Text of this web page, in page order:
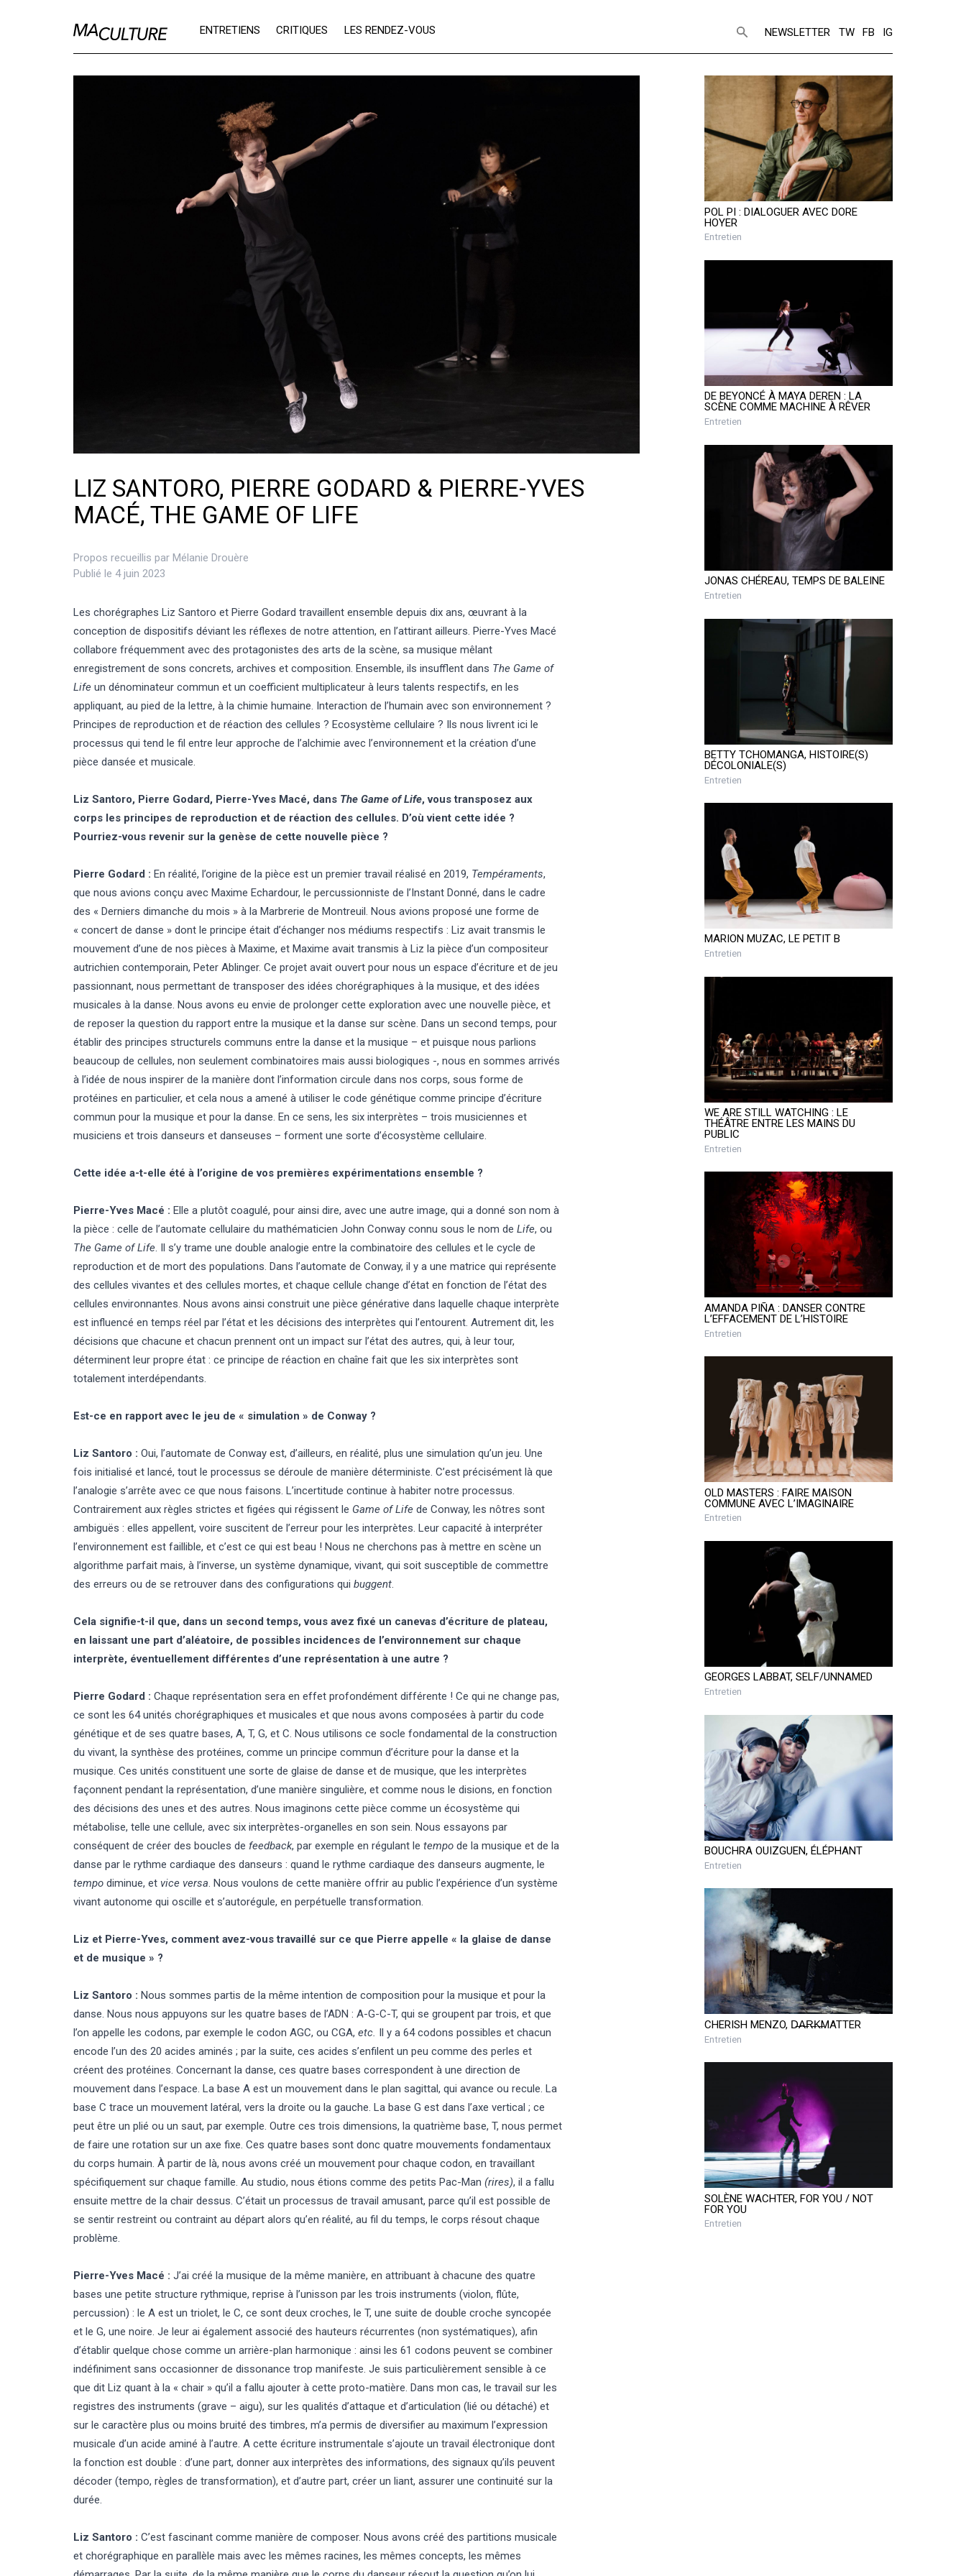
Ma Culture ENTRETIENS CRITIQUES LES RENDEZ-VOUS NEWSLETTER TW FB IG
LIZ SANTORO, PIERRE GODARD & PIERRE-YVES
MACÉ, THE GAME OF LIFE
Propos recueillis par Mélanie Drouère
Publié le 4 juin 2023
Les chorégraphes Liz Santoro et Pierre Godard travaillent ensemble depuis dix ans, œuvrant à la
conception de dispositifs déviant les réflexes de notre attention, en l’attirant ailleurs. Pierre-Yves Macé
collabore fréquemment avec des protagonistes des arts de la scène, sa musique mêlant
enregistrement de sons concrets, archives et composition. Ensemble, ils insufflent dans The Game of
Life un dénominateur commun et un coefficient multiplicateur à leurs talents respectifs, en les
appliquant, au pied de la lettre, à la chimie humaine. Interaction de l’humain avec son environnement ?
Principes de reproduction et de réaction des cellules ? Ecosystème cellulaire ? Ils nous livrent ici le
processus qui tend le fil entre leur approche de l’alchimie avec l’environnement et la création d’une
pièce dansée et musicale.
Liz Santoro, Pierre Godard, Pierre-Yves Macé, dans The Game of Life, vous transposez aux
corps les principes de reproduction et de réaction des cellules. D’où vient cette idée ?
Pourriez-vous revenir sur la genèse de cette nouvelle pièce ?
Pierre Godard : En réalité, l’origine de la pièce est un premier travail réalisé en 2019, Tempéraments,
que nous avions conçu avec Maxime Echardour, le percussionniste de l’Instant Donné, dans le cadre
des « Derniers dimanche du mois » à la Marbrerie de Montreuil. Nous avions proposé une forme de
« concert de danse » dont le principe était d’échanger nos médiums respectifs : Liz avait transmis le
mouvement d’une de nos pièces à Maxime, et Maxime avait transmis à Liz la pièce d’un compositeur
autrichien contemporain, Peter Ablinger. Ce projet avait ouvert pour nous un espace d’écriture et de jeu
passionnant, nous permettant de transposer des idées chorégraphiques à la musique, et des idées
musicales à la danse. Nous avons eu envie de prolonger cette exploration avec une nouvelle pièce, et
de reposer la question du rapport entre la musique et la danse sur scène. Dans un second temps, pour
établir des principes structurels communs entre la danse et la musique – et puisque nous parlions
beaucoup de cellules, non seulement combinatoires mais aussi biologiques -, nous en sommes arrivés
à l’idée de nous inspirer de la manière dont l’information circule dans nos corps, sous forme de
protéines en particulier, et cela nous a amené à utiliser le code génétique comme principe d’écriture
commun pour la musique et pour la danse. En ce sens, les six interprètes – trois musiciennes et
musiciens et trois danseurs et danseuses – forment une sorte d’écosystème cellulaire.
Cette idée a-t-elle été à l’origine de vos premières expérimentations ensemble ?
Pierre-Yves Macé : Elle a plutôt coagulé, pour ainsi dire, avec une autre image, qui a donné son nom à
la pièce : celle de l’automate cellulaire du mathématicien John Conway connu sous le nom de Life, ou
The Game of Life . Il s’y trame une double analogie entre la combinatoire des cellules et le cycle de
reproduction et de mort des populations. Dans l’automate de Conway, il y a une matrice qui représente
des cellules vivantes et des cellules mortes, et chaque cellule change d’état en fonction de l’état des
cellules environnantes. Nous avons ainsi construit une pièce générative dans laquelle chaque interprète
est influencé en temps réel par l’état et les décisions des interprètes qui l’entourent. Autrement dit, les
décisions que chacune et chacun prennent ont un impact sur l’état des autres, qui, à leur tour,
déterminent leur propre état : ce principe de réaction en chaîne fait que les six interprètes sont
totalement interdépendants.
Est-ce en rapport avec le jeu de « simulation » de Conway ?
Liz Santoro : Oui, l’automate de Conway est, d’ailleurs, en réalité, plus une simulation qu’un jeu. Une
fois initialisé et lancé, tout le processus se déroule de manière déterministe. C’est précisément là que
l’analogie s’arrête avec ce que nous faisons. L’incertitude continue à habiter notre processus.
Contrairement aux règles strictes et figées qui régissent le Game of Life de Conway, les nôtres sont
ambiguës : elles appellent, voire suscitent de l’erreur pour les interprètes. Leur capacité à interpréter
l’environnement est faillible, et c’est ce qui est beau ! Nous ne cherchons pas à mettre en scène un
algorithme parfait mais, à l’inverse, un système dynamique, vivant, qui soit susceptible de commettre
des erreurs ou de se retrouver dans des configurations qui buggent
Cela signifie-t-il que, dans un second temps, vous avez fixé un canevas d’écriture de plateau,
en laissant une part d’aléatoire, de possibles incidences de l’environnement sur chaque
interprète, éventuellement différentes d’une représentation à une autre ?
Pierre Godard : Chaque représentation sera en effet profondément différente ! Ce qui ne change pas,
ce sont les 64 unités chorégraphiques et musicales et que nous avons composées à partir du code
génétique et de ses quatre bases, A, T, G, et C. Nous utilisons ce socle fondamental de la construction
du vivant, la synthèse des protéines, comme un principe commun d’écriture pour la danse et la
musique. Ces unités constituent une sorte de glaise de danse et de musique, que les interprètes
façonnent pendant la représentation, d’une manière singulière, et comme nous le disions, en fonction
des décisions des unes et des autres. Nous imaginons cette pièce comme un écosystème qui
métabolise, telle une cellule, avec six interprètes-organelles en son sein. Nous essayons par
conséquent de créer des boucles de feedback, par exemple en régulant le tempo de la musique et de la
danse par le rythme cardiaque des danseurs : quand le rythme cardiaque des danseurs augmente, le
tempo diminue, et vice versa . Nous voulons de cette manière offrir au public l’expérience d’un système
vivant autonome qui oscille et s’autorégule, en perpétuelle transformation.
Liz et Pierre-Yves, comment avez-vous travaillé sur ce que Pierre appelle « la glaise de danse
et de musique » ?
Liz Santoro : Nous sommes partis de la même intention de composition pour la musique et pour la
danse. Nous nous appuyons sur les quatre bases de l’ADN : A-G-C-T, qui se groupent par trois, et que
l’on appelle les codons, par exemple le codon AGC, ou CGA, etc. Il y a 64 codons possibles et chacun
encode l’un des 20 acides aminés ; par la suite, ces acides s’enfilent un peu comme des perles et
créent des protéines. Concernant la danse, ces quatre bases correspondent à une direction de
mouvement dans l’espace. La base A est un mouvement dans le plan sagittal, qui avance ou recule. La
base C trace un mouvement latéral, vers la droite ou la gauche. La base G est dans l’axe vertical ; ce
peut être un plié ou un saut, par exemple. Outre ces trois dimensions, la quatrième base, T, nous permet
de faire une rotation sur un axe fixe. Ces quatre bases sont donc quatre mouvements fondamentaux
du corps humain. À partir de là, nous avons créé un mouvement pour chaque codon, en travaillant
spécifiquement sur chaque famille. Au studio, nous étions comme des petits Pac-Man (rires), il a fallu
ensuite mettre de la chair dessus. C’était un processus de travail amusant, parce qu’il est possible de
se sentir restreint ou contraint au départ alors qu’en réalité, au fil du temps, le corps résout chaque
problème.
Pierre-Yves Macé : J’ai créé la musique de la même manière, en attribuant à chacune des quatre
bases une petite structure rythmique, reprise à l’unisson par les trois instruments (violon, flûte,
percussion) : le A est un triolet, le C, ce sont deux croches, le T, une suite de double croche syncopée
et le G, une noire. Je leur ai également associé des hauteurs récurrentes (non systématiques), afin
d’établir quelque chose comme un arrière-plan harmonique : ainsi les 61 codons peuvent se combiner
indéfiniment sans occasionner de dissonance trop manifeste. Je suis particulièrement sensible à ce
que dit Liz quant à la « chair » qu’il a fallu ajouter à cette proto-matière. Dans mon cas, le travail sur les
registres des instruments (grave – aigu), sur les qualités d’attaque et d’articulation (lié ou détaché) et
sur le caractère plus ou moins bruité des timbres, m’a permis de diversifier au maximum l’expression
musicale d’un acide aminé à l’autre. A cette écriture instrumentale s’ajoute un travail électronique dont
la fonction est double : d’une part, donner aux interprètes des informations, des signaux qu’ils peuvent
décoder (tempo, règles de transformation), et d’autre part, créer un liant, assurer une continuité sur la
durée.
Liz Santoro : C’est fascinant comme manière de composer. Nous avons créé des partitions musicale
et chorégraphique en parallèle mais avec les mêmes racines, les mêmes concepts, les mêmes
POL PI : DIALOGUER AVEC DORE
HOYER
Entretien
DE BEYONCÉ À MAYA DEREN : LA
SCÈNE COMME MACHINE À RÊVER
Entretien
JONAS CHÉREAU, TEMPS DE BALEINE
Entretien
BETTY TCHOMANGA, HISTOIRE(S)
DÉCOLONIALE(S)
Entretien
MARION MUZAC, LE PETIT B
Entretien
WE ARE STILL WATCHING : LE
THÉÂTRE ENTRE LES MAINS DU
PUBLIC
Entretien
AMANDA PIÑA : DANSER CONTRE
L’EFFACEMENT DE L’HISTOIRE
Entretien
OLD MASTERS : FAIRE MAISON
COMMUNE AVEC L’IMAGINAIRE
Entretien
GEORGES LABBAT, SELF/UNNAMED
Entretien
BOUCHRA OUIZGUEN, ÉLÉPHANT
Entretien
CHERISH MENZO, D̶A̶R̶K̶MATTER
Entretien
SOLÈNE WACHTER, FOR YOU / NOT
FOR YOU
Entretien